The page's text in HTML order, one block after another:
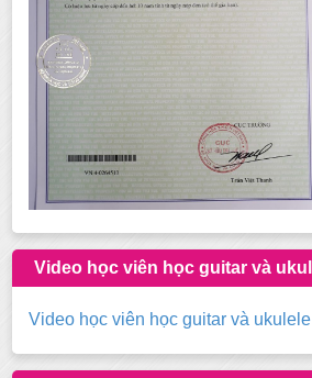
Video học viên học guitar và
Video học viên học guitar và